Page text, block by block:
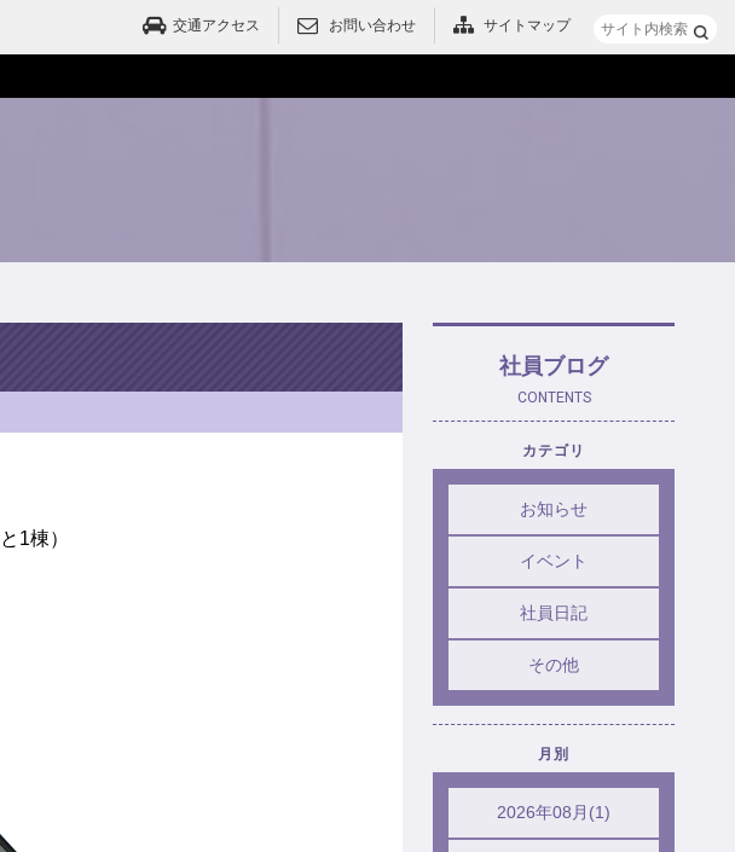
交通アクセス お問い合わせ サイトマップ
社員ブログ
CONTENTS
カテゴリ
お知らせ
イベント
社員日記
その他
月別
2026年08月(1)
1棟）